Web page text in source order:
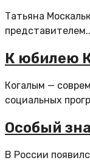
Татьяна
К юбилею
Когалым —
социальных
Особый
В России